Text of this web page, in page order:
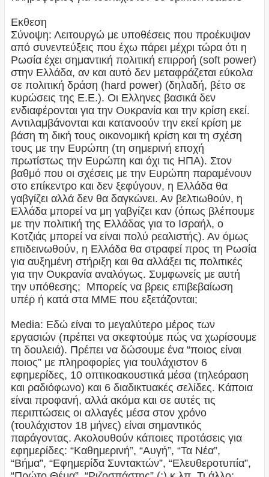
Εκθεση
Σύνοψη: Λειτουργώ με υποθέσεις που προέκυψαν
από συνεντεύξεις που έχω πάρει μέχρι τώρα ότι η
Ρωσία έχει σημαντική πολιτική επιρροή (soft power)
στην Ελλάδα, αν και αυτό δεν μεταφράζεται εύκολα
σε πολιτική δράση (hard power) (δηλαδή, βέτο σε
κυρώσεις της Ε.Ε.). Οι Ελληνες βασικά δεν
ενδιαφέρονται για την Ουκρανία και την κρίση εκεί.
Αντιλαμβάνονται και κατανοούν την εκεί κρίση με
βάση τη δική τους οικονομική κρίση και τη σχέση
τους με την Ευρώπη (τη σημερινή εποχή
πρωτίστως την Ευρώπη και όχι τις ΗΠΑ). Στον
βαθμό που οι σχέσεις με την Ευρώπη παραμένουν
στο επίκεντρο και δεν ξεφύγουν, η Ελλάδα θα
γαβγίζει αλλά δεν θα δαγκώνει. Αν βελτιωθούν, η
Ελλάδα μπορεί να μη γαβγίζει καν (όπως βλέπουμε
με την πολιτική της Ελλάδας για το Ισραήλ, ο
Κοτζιάς μπορεί να είναι πολύ ρεαλιστής). Αν όμως
επιδεινωθούν, η Ελλάδα θα στραφεί προς τη Ρωσία
για αυξημένη στήριξη και θα αλλάξει τις πολιτικές
για την Ουκρανία αναλόγως. Συμφωνείς με αυτή
την υπόθεσης; Μπορείς να βρεις επιβεβαίωση
υπέρ ή κατά στα ΜΜΕ που εξετάζονται;
Media: Εδώ είναι το μεγαλύτερο μέρος των
εργασιών (πρέπει να σκεφτούμε πώς να χωρίσουμε
τη δουλειά). Πρέπει να δώσουμε ένα “ποιος είναι
ποιος” με πληροφορίες για τουλάχιστον 6
εφημερίδες, 10 οπτικοακουστικά μέσα (τηλεόραση
και ραδιόφωνο) και 6 διαδικτυακές σελίδες. Κάποια
είναι προφανή, αλλά ακόμα και σε αυτές τις
περιπτώσεις οι αλλαγές μέσα στον χρόνο
(τουλάχιστον 18 μήνες) είναι σημαντικός
παράγοντας. Ακολουθούν κάποιες προτάσεις για
εφημερίδες: “Καθημερινή”, “Αυγή”, “Τα Νέα”,
“Βήμα”, “Εφημερίδα Συντακτών”, “Ελευθεροτυπία”,